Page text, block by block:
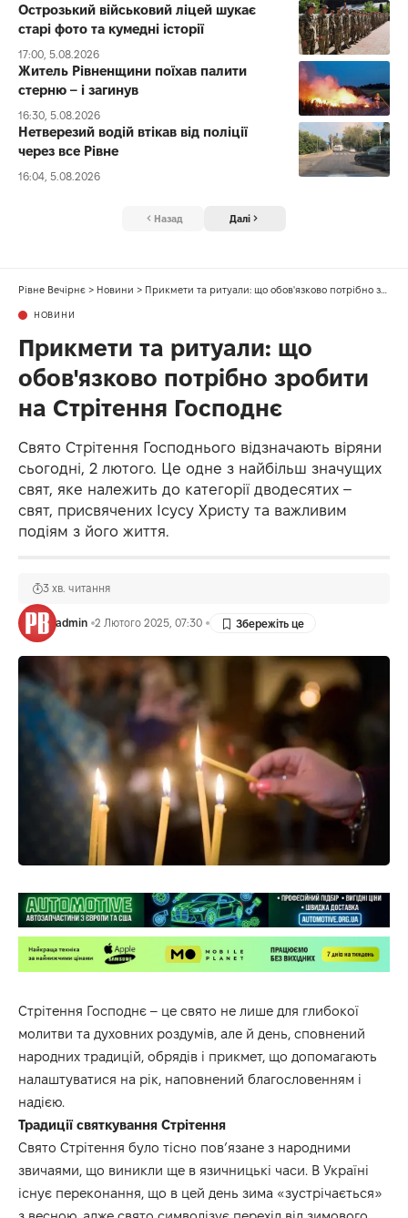
Острозький військовий ліцей шукає
старі фото та кумедні історії
17:00, 5.08.2026
Житель Рівненщини поїхав палити
стерню – і загинув
16:30, 5.08.2026
Нетверезий водій втікав від поліції
через все Рівне
16:04, 5.08.2026
Назад Далі
Рівне Вечірнє > Новини > Прикмети та ритуали: що обов'язково потрібно зробити на Стрітення Господнє
НОВИНИ
Прикмети та ритуали: що
обов'язково потрібно зробити
на Стрітення Господнє
Свято Стрітення Господнього відзначають віряни
сьогодні, 2 лютого. Це одне з найбільш значущих
свят, яке належить до категорії дводесятих –
свят, присвячених Ісусу Христу та важливим
подіям з його життя.
admin 2 Лютого 2025, 07:30
3 хв. читання
Стрітення Господнє – це свято не лише для глибокої
молитви та духовних роздумів, але й день, сповнений
народних традицій, обрядів і прикмет, що допомагають
налаштуватися на рік, наповнений благословенням і
надією.
Традиції святкування Стрітення
Свято Стрітення було тісно пов’язане з народними
звичаями, що виникли ще в язичницькі часи. В Україні
існує переконання, що в цей день зима «зустрічається»